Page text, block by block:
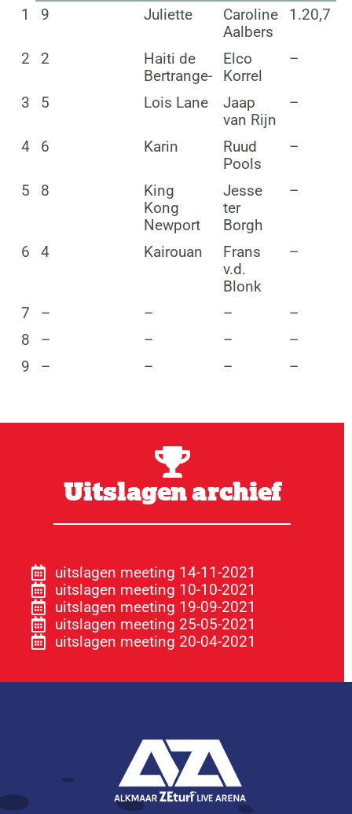
1
9 Juliette
Caroline
Aalbers
1.20,7
2 2
Haiti de
Bertrange-
Elco
Korrel
–
3 5 Lois Lane
Jaap
van Rijn
–
4 6 Karin
Ruud
Pools
–
5 8
King
Kong
Newport
Jesse
ter
Borgh
–
6 4 Kairouan
Frans
v.d.
Blonk
–
7 – – –
–
8
– – –
–
9
– – – –
Uitslagen archief
uitslagen meeting 14-11-2021
uitslagen meeting 10-10-2021
uitslagen meeting 19-09-2021
uitslagen meeting 25-05-2021
uitslagen meeting 20-04-2021